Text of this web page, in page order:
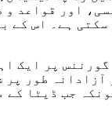
اور قواعد و
سکتی ہے۔ اس کے
پر ایک
آزادانہ طور
جب ڈیٹا